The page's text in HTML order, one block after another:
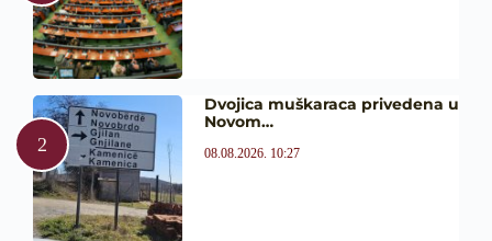
Dvojica muškaraca privedena u
Novom…
08.08.2026. 10:27